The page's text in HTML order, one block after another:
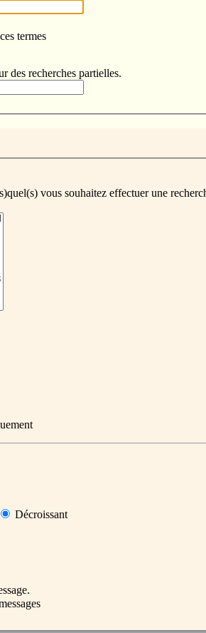
termes
des recherches partielles.
vous souhaitez effectuer une
Décroissant